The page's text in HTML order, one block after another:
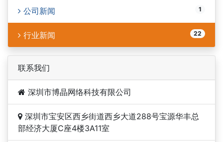
公司新闻 1
行业新闻 22
联系我们
深圳市博晶网络科技有限公司
深圳市宝安区西乡街道西乡大道288号宝源华丰总
部经济大厦C座4楼3A11室